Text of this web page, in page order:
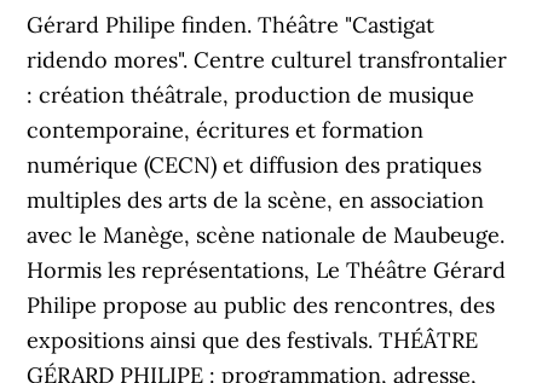
Gérard Philipe finden. Théâtre "Castigat
ridendo mores". Centre culturel transfrontalier
: création théâtrale, production de musique
contemporaine, écritures et formation
numérique (CECN) et diffusion des pratiques
multiples des arts de la scène, en association
avec le Manège, scène nationale de Maubeuge.
Hormis les représentations, Le Théâtre Gérard
Philipe propose au public des rencontres, des
expositions ainsi que des festivals. THÉÂTRE
GÉRARD PHILIPE : programmation, adresse,